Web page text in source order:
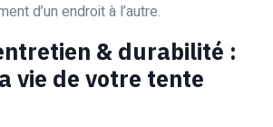
d’un endroit à l’autre.
& durabilité :
vie de votre tente